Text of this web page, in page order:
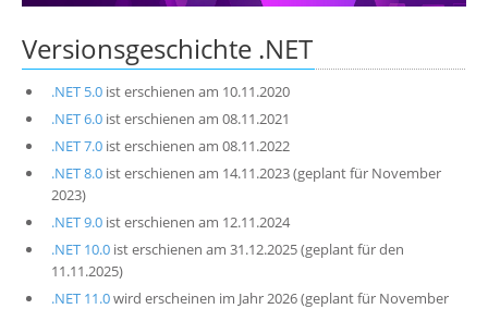
Suche
Versionsgeschichte .NET
.NET 5.0ist erschienen am 10.11.2020
.NET 6.0ist erschienen am 08.11.2021
.NET 7.0ist erschienen am 08.11.2022
.NET 8.0ist erschienen am 14.11.2023 (geplant für November
2023)
.NET 9.0ist erschienen am 12.11.2024
.NET 10.0ist erschienen am 31.12.2025 (geplant für den
11.11.2025)
.NET 11.0wird erscheinen im Jahr 2026 (geplant für November